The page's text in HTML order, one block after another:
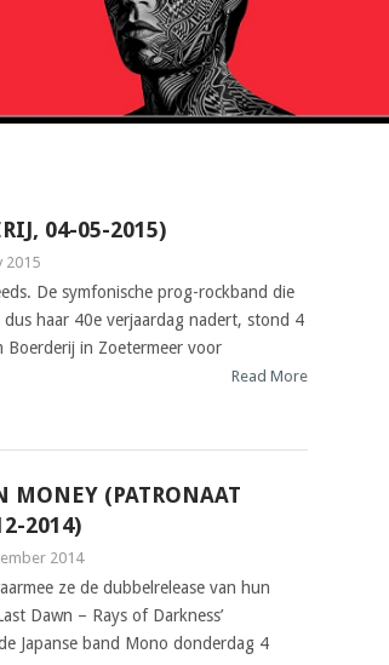
04-05-2015)
2015
De symfonische prog-rockband die
haar 40e verjaardag nadert, stond 4
Boerderij in Zoetermeer voor
Read More
MONEY (PATRONAAT
2014)
2014
ze de dubbelrelease van hun
Dawn – Rays of Darkness’
Japanse band Mono donderdag 4